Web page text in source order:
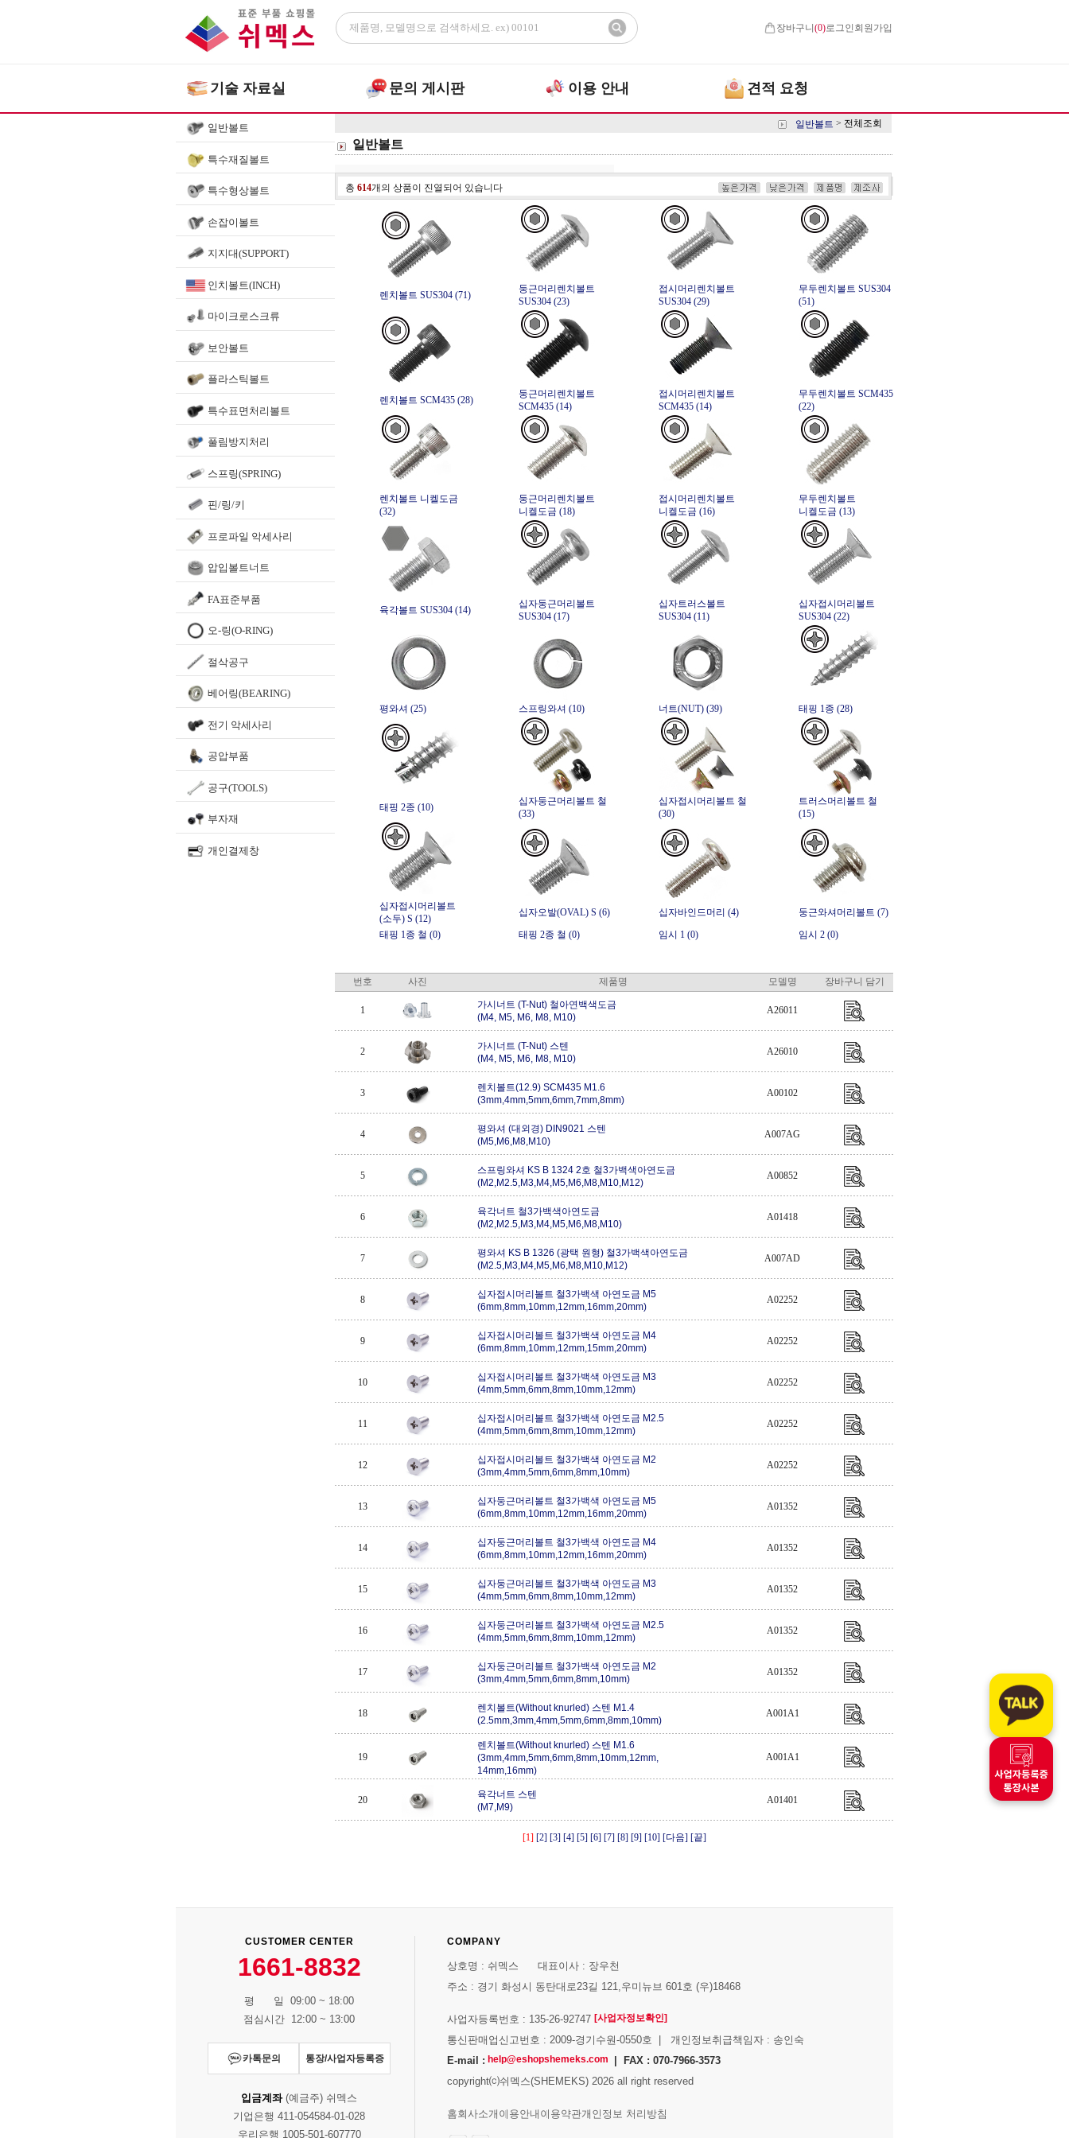
장바구니(0)로그인 회원가입
기술 자료실 문의 게시판 이용 안내 견적 요청
일반볼트
특수재질볼트
특수형상볼트
손잡이볼트
지지대(SUPPORT)
인치볼트(INCH)
마이크로스크류
보안볼트
플라스틱볼트
특수표면처리볼트
풀림방지처리
스프링(SPRING)
핀/링/키
프로파일 악세사리
압입볼트너트
FA표준부품
오-링(O-RING)
절삭공구
베어링(BEARING)
전기 악세사리
공압부품
공구(TOOLS)
부자재
개인결제창
일반볼트 > 전체조회
일반볼트
총 614개의 상품이 진열되어 있습니다
렌치볼트 SUS304 (71)
둥근머리렌치볼트
SUS304 (23)
접시머리렌치볼트
SUS304 (29)
무두렌치볼트 SUS304
(51)
렌치볼트 SCM435 (28)
둥근머리렌치볼트
SCM435 (14)
접시머리렌치볼트
SCM435 (14)
무두렌치볼트 SCM435
(22)
렌치볼트 니켈도금
(32)
둥근머리렌치볼트
니켈도금 (18)
접시머리렌치볼트
니켈도금 (16)
무두렌치볼트
니켈도금 (13)
육각볼트 SUS304 (14)
십자둥근머리볼트
SUS304 (17)
십자트러스볼트
SUS304 (11)
십자접시머리볼트
SUS304 (22)
평와셔 (25) 스프링와셔 (10) 너트(NUT) (39) 태핑 1종 (28)
태핑 2종 (10)
십자둥근머리볼트 철
(33)
십자접시머리볼트 철
(30)
트러스머리볼트 철
(15)
십자접시머리볼트
(소두) S (12)
십자오발(OVAL) S (6) 십자바인드머리 (4)
둥근와셔머리볼트 (7)
태핑 1종 철 (0)
태핑 2종 철 (0) 임시 1 (0) 임시 2 (0)
번호 사진 제품명 모델명 장바구니 담기
1
가시너트 (T-Nut) 철아연백색도금
(M4, M5, M6, M8, M10)
A26011
2
가시너트 (T-Nut) 스텐
(M4, M5, M6, M8, M10)
A26010
3
렌치볼트(12.9) SCM435 M1.6
(3mm,4mm,5mm,6mm,7mm,8mm)
A00102
4
평와셔 (대외경) DIN9021 스텐
(M5,M6,M8,M10)
A007AG
5
스프링와셔 KS B 1324 2호 철3가백색아연도금
(M2,M2.5,M3,M4,M5,M6,M8,M10,M12)
A00852
6
육각너트 철3가백색아연도금
(M2,M2.5,M3,M4,M5,M6,M8,M10)
A01418
7
평와셔 KS B 1326 (광택 원형) 철3가백색아연도금
(M2.5,M3,M4,M5,M6,M8,M10,M12)
A007AD
8
십자접시머리볼트 철3가백색 아연도금 M5
(6mm,8mm,10mm,12mm,16mm,20mm)
A02252
9
십자접시머리볼트 철3가백색 아연도금 M4
(6mm,8mm,10mm,12mm,15mm,20mm)
A02252
10
십자접시머리볼트 철3가백색 아연도금 M3
(4mm,5mm,6mm,8mm,10mm,12mm)
A02252
11
십자접시머리볼트 철3가백색 아연도금 M2.5
(4mm,5mm,6mm,8mm,10mm,12mm)
A02252
12
십자접시머리볼트 철3가백색 아연도금 M2
(3mm,4mm,5mm,6mm,8mm,10mm)
A02252
13
십자둥근머리볼트 철3가백색 아연도금 M5
(6mm,8mm,10mm,12mm,16mm,20mm)
A01352
14
십자둥근머리볼트 철3가백색 아연도금 M4
(6mm,8mm,10mm,12mm,16mm,20mm)
A01352
15
십자둥근머리볼트 철3가백색 아연도금 M3
(4mm,5mm,6mm,8mm,10mm,12mm)
A01352
16
십자둥근머리볼트 철3가백색 아연도금 M2.5
(4mm,5mm,6mm,8mm,10mm,12mm)
A01352
17
십자둥근머리볼트 철3가백색 아연도금 M2
(3mm,4mm,5mm,6mm,8mm,10mm)
A01352
18
렌치볼트(Without knurled) 스텐 M1.4
(2.5mm,3mm,4mm,5mm,6mm,8mm,10mm)
A001A1
19
렌치볼트(Without knurled) 스텐 M1.6
(3mm,4mm,5mm,6mm,8mm,10mm,12mm,
14mm,16mm)
A001A1
20
육각너트 스텐
(M7,M9)
A01401
[1] [2] [3] [4] [5] [6] [7] [8] [9] [10] [다음] [끝]
CUSTOMER CENTER
1661-8832
평 일 09:00 ~ 18:00
점심시간 12:00 ~ 13:00
카톡문의 통장/사업자등록증
입금계좌(예금주) 쉬멕스
기업은행 411-054584-01-028
우리은행 1005-501-607770
COMPANY
상호명 : 쉬멕스 대표이사 : 장우천
주소 : 경기 화성시 동탄대로23길 121,우미뉴브 601호 (우)18468
사업자등록번호 : 135-26-92747 [사업자정보확인]
통신판매업신고번호 : 2009-경기수원-0550호 | 개인정보취급책임자 : 송인숙
E-mail : help@eshopshemeks.com
| FAX : 070-7966-3573
copyright⒞쉬멕스(SHEMEKS) 2026 all right reserved
홈회사소개 이용안내 이용약관개인정보 처리방침